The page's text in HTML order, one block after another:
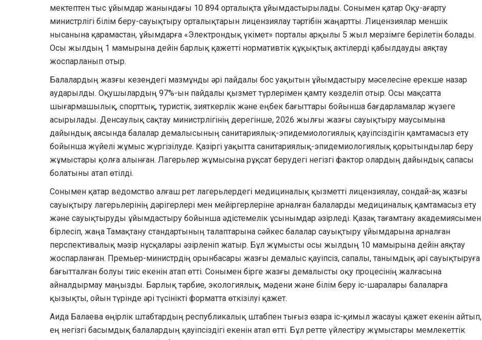
мектептен тыс ұйымдар жанындағы 10 894 орталықта ұйымдастырылады. Сонымен қатар Оқу-ағарту
министрлігі білім беру-сауықтыру орталықтарын лицензиялау тәртібін жаңартты. Лицензиялар меншік
нысанына қарамастан, ұйымдарға «Электрондық үкімет» порталы арқылы 5 жыл мерзімге берілетін болады.
Осы жылдың 1 мамырына дейін барлық қажетті нормативтік құқықтық актілерді қабылдауды аяқтау
жоспарланып отыр.
Балалардың жазғы кезеңдегі мазмұнды әрі пайдалы бос уақытын ұйымдастыру мәселесіне ерекше назар
аударылды. Оқушылардың 97%-ын пайдалы қызмет түрлерімен қамту көзделіп отыр. Осы мақсатта
шығармашылық, спорттық, туристік, зияткерлік және еңбек бағыттары бойынша бағдарламалар жүзеге
асырылады. Денсаулық сақтау министрлігінің дерегінше, 2026 жылғы жазғы сауықтыру маусымына
дайындық аясында балалар демалысының санитариялық-эпидемиологиялық қауіпсіздігін қамтамасыз ету
бойынша жүйелі жұмыс жүргізілуде. Қазіргі уақытта санитариялық-эпидемиологиялық қорытындылар беру
жұмыстары қолға алынған. Лагерьлер жұмысына рұқсат берудегі негізгі фактор олардың дайындық сапасы
болатыны атап өтілді.
Сонымен қатар ведомство алғаш рет лагерьлердегі медициналық қызметті лицензиялау, сондай-ақ жазғы
сауықтыру лагерьлерінің дәрігерлері мен мейіргерлеріне арналған балаларды медициналық қамтамасыз ету
және сауықтыруды ұйымдастыру бойынша әдістемелік ұсынымдар әзірледі. Қазақ тағамтану академиясымен
бірлесіп, жаңа Тамақтану стандартының талаптарына сәйкес балалар сауықтыру ұйымдарына арналған
перспективалық мәзір нұсқалары әзірленіп жатыр. Бұл жұмысты осы жылдың 10 мамырына дейін аяқтау
жоспарланған. Премьер-министрдің орынбасары жазғы демалыс қауіпсіз, сапалы, танымдық әрі сауықтыруға
бағытталған болуы тиіс екенін атап өтті. Сонымен бірге жазғы демалысты оқу процесінің жалғасына
айналдырмау маңызды. Барлық тәрбие, экологиялық, мәдени және білім беру іс-шаралары балаларға
қызықты, ойын түрінде әрі түсінікті форматта өткізілуі қажет.
Аида Балаева өңірлік штабтардың республикалық штабпен тығыз өзара іс-қимыл жасауы қажет екенін айтып,
ең негізгі басымдық балалардың қауіпсіздігі екенін атап өтті. Бұл ретте үйлестіру жұмыстары мемлекеттік